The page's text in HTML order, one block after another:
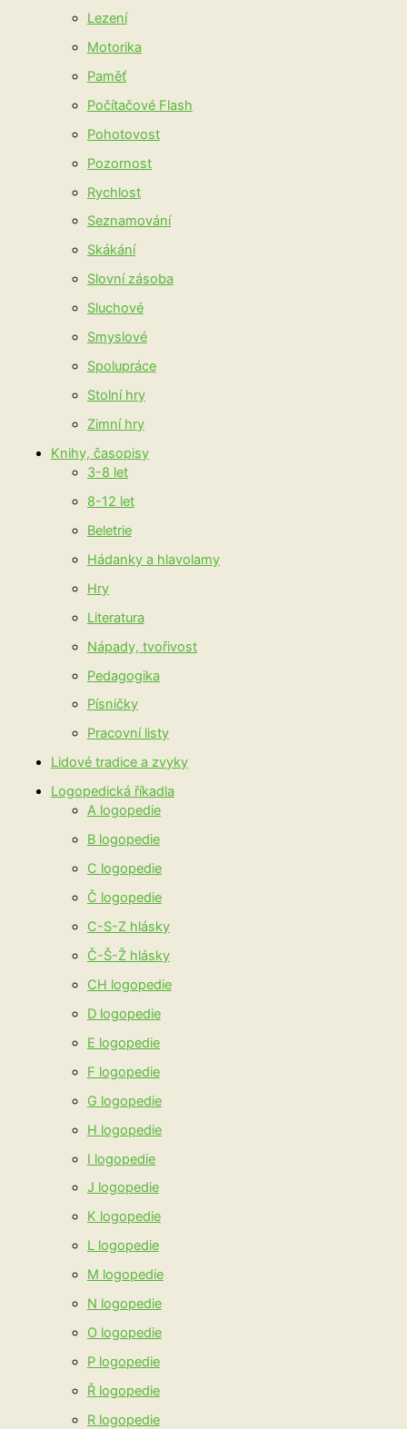
Lezení
Motorika
Paměť
Počítačové Flash
Pohotovost
Pozornost
Rychlost
Seznamování
Skákání
Slovní zásoba
Sluchové
Smyslové
Spolupráce
Stolní hry
Zimní hry
Knihy, časopisy
3-8 let
8-12 let
Beletrie
Hádanky a hlavolamy
Hry
Literatura
Nápady, tvořivost
Pedagogika
Písničky
Pracovní listy
Lidové tradice a zvyky
Logopedická říkadla
A logopedie
B logopedie
C logopedie
Č logopedie
C-S-Z hlásky
Č-Š-Ž hlásky
CH logopedie
D logopedie
E logopedie
F logopedie
G logopedie
H logopedie
I logopedie
J logopedie
K logopedie
L logopedie
M logopedie
N logopedie
O logopedie
P logopedie
Ř logopedie
R logopedie